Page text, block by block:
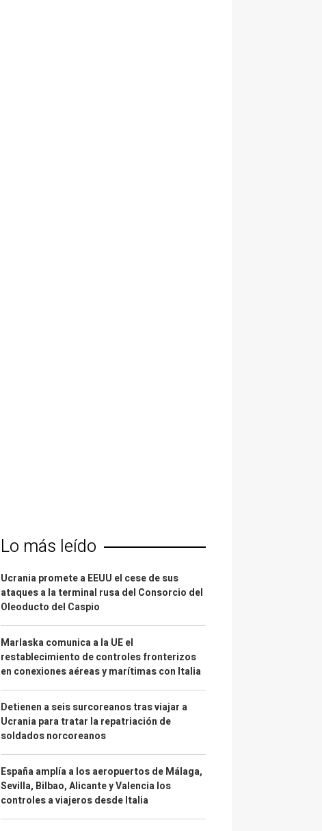
Lo más leído
Ucrania promete a EEUU el cese de sus
ataques a la terminal rusa del Consorcio del
Oleoducto del Caspio
Marlaska comunica a la UE el
restablecimiento de controles fronterizos
en conexiones aéreas y marítimas con Italia
Detienen a seis surcoreanos tras viajar a
Ucrania para tratar la repatriación de
soldados norcoreanos
España amplía a los aeropuertos de Málaga,
Sevilla, Bilbao, Alicante y Valencia los
controles a viajeros desde Italia